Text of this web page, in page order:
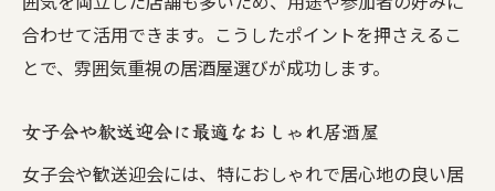
合わせて活用できます。こうしたポイントを押さえるこ
とで、雰囲気重視の居酒屋選びが成功します。
女子会や歓送迎会に最適なおしゃれ居酒屋
女子会や歓送迎会には、特におしゃれで居心地の良い居